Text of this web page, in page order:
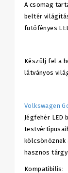
A csomag
beltér
futófényes
Készülj fel a
látványos
Volkswagen
Jégfehér LED
kölcsönöznek
hasznos
Kompatibilis: